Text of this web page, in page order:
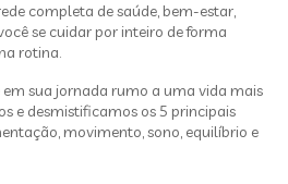
completa de saúde, bem-estar,
se cuidar por inteiro de forma
rotina.
sua jornada rumo a uma vida mais
e desmistificamos os 5 principais
movimento, sono, equilíbrio e